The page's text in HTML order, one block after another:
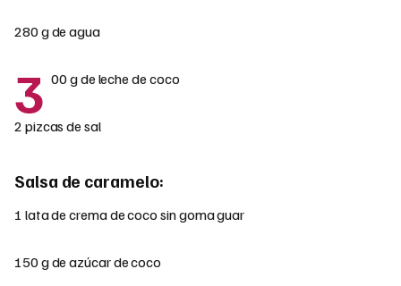
280 g de agua
3 00 g de leche de coco
2 pizcas de sal
Salsa de caramelo:
1 lata de crema de coco sin goma guar
150 g de azúcar de coco